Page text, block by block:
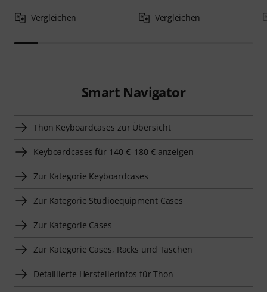
Vergleichen Vergleichen
Smart Navigator
Thon Keyboardcases zur Übersicht
Keyboardcases für 140 €–180 € anzeigen
Zur Kategorie Keyboardcases
Zur Kategorie Studioequipment Cases
Zur Kategorie Cases
Zur Kategorie Cases, Racks und Taschen
Detaillierte Herstellerinfos für Thon